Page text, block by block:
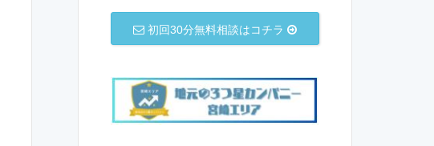
初回30分無料相談はコチラ